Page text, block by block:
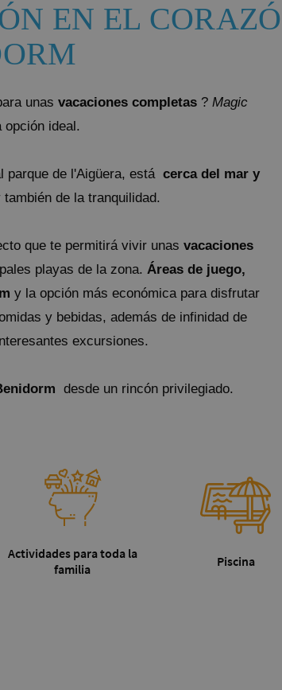
Splash
DEL MAR
Hotel
Hotel
Hotel
Magic World
Palace
Marina Azul
EN EL
unas vacaciones completas? Magic
ideal.
parque de l'Aigüera, está cerca del mar y
de la tranquilidad.
que te permitirá vivir unas vacaciones
playas de la zona. Áreas de juego,
y la opción más económica para disfrutar
y bebidas, además de infinidad de
excursiones.
desde un rincón privilegiado.
Actividades para toda la
familia
Piscina